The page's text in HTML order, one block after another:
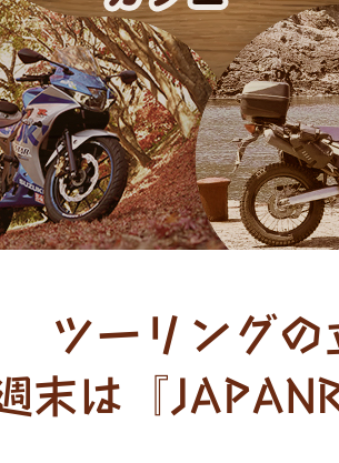
ツーリングの
末は『